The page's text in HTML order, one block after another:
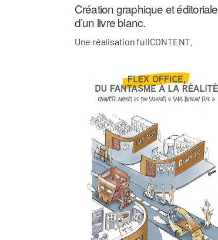
Création graphique et éditoriale
d’un livre blanc.
Une réalisation fullCONTENT.